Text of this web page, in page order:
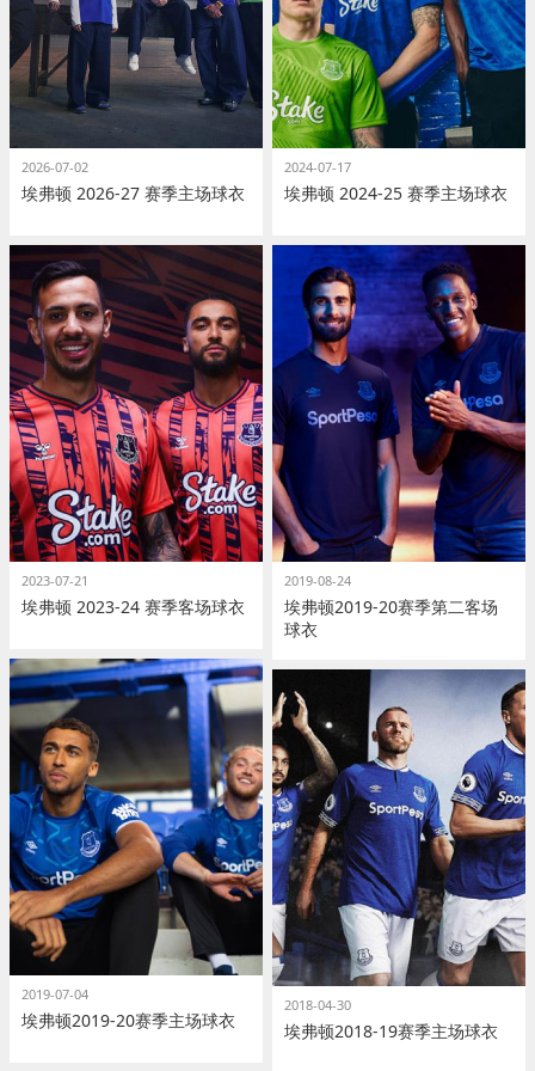
2026-07-02
埃弗顿 2026-27 赛季主场球衣
2024-07-17
埃弗顿 2024-25 赛季主场球衣
2023-07-21
埃弗顿 2023-24 赛季客场球衣
2019-08-24
埃弗顿2019-20赛季第二客场
球衣
2019-07-04
埃弗顿2019-20赛季主场球衣
2018-04-30
埃弗顿2018-19赛季主场球衣